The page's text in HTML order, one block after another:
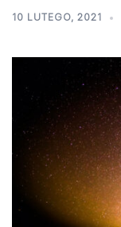
10 LUTEGO, 2021